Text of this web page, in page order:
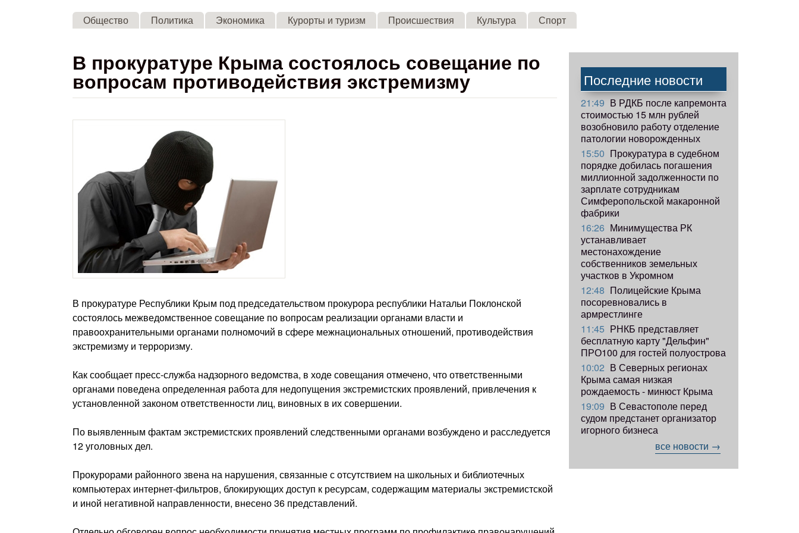
Skip to main content
Общество Политика Экономика Курорты и туризм Происшествия Культура Спорт
В прокуратуре Крыма состоялось совещание по
вопросам противодействия экстремизму
В прокуратуре Республики Крым под председательством прокурора республики Натальи Поклонской
состоялось межведомственное совещание по вопросам реализации органами власти и
правоохранительными органами полномочий в сфере межнациональных отношений, противодействия
экстремизму и терроризму.
Как сообщает пресс-служба надзорного ведомства, в ходе совещания отмечено, что ответственными
органами поведена определенная работа для недопущения экстремистских проявлений, привлечения к
установленной законом ответственности лиц, виновных в их совершении.
По выявленным фактам экстремистских проявлений следственными органами возбуждено и расследуется
12 уголовных дел.
Прокурорами районного звена на нарушения, связанные с отсутствием на школьных и библиотечных
компьютерах интернет-фильтров, блокирующих доступ к ресурсам, содержащим материалы экстремистской
и иной негативной направленности, внесено 36 представлений.
Последние новости
21:49 В РДКБ после капремонта
стоимостью 15 млн рублей
возобновило работу отделение
патологии новорожденных
15:50 Прокуратура в судебном
порядке добилась погашения
миллионной задолженности по
зарплате сотрудникам
Симферопольской макаронной
фабрики
16:26 Минимущества РК
устанавливает
местонахождение
собственников земельных
участков в Укромном
12:48 Полицейские Крыма
посоревновались в
армрестлинге
11:45 РНКБ представляет
бесплатную карту "Дельфин"
ПРО100 для гостей полуострова
10:02 В Северных регионах
Крыма самая низкая
рождаемость - минюст Крыма
19:09 В Севастополе перед
судом предстанет организатор
игорного бизнеса
все новости →